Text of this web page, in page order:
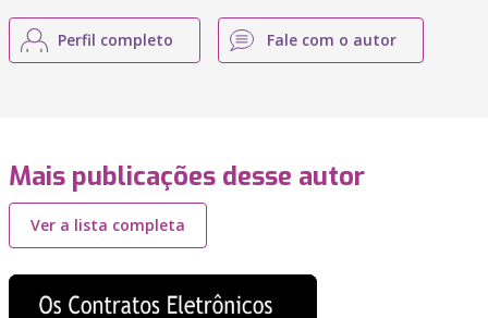
Perfil completo Fale com o autor
Mais publicações desse autor
Ver a lista completa